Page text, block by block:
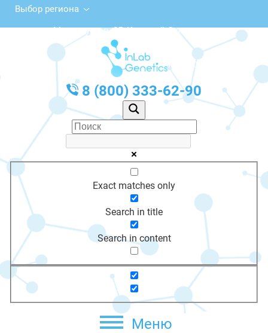
Выбор региона
ул. Металлургов, 25, Красный Сулин
с 10:00 до 20:00
График работы: Пн-Пт с 10:00 до 20:00
8 (800) 333-62-90
Exact matches only
Search in title
Search in content
Меню